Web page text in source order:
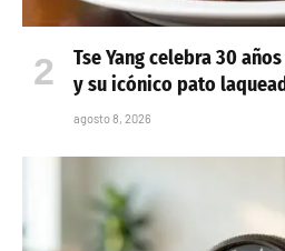
Tse Yang celebra 30
y su icónico pato
agosto 8, 2026